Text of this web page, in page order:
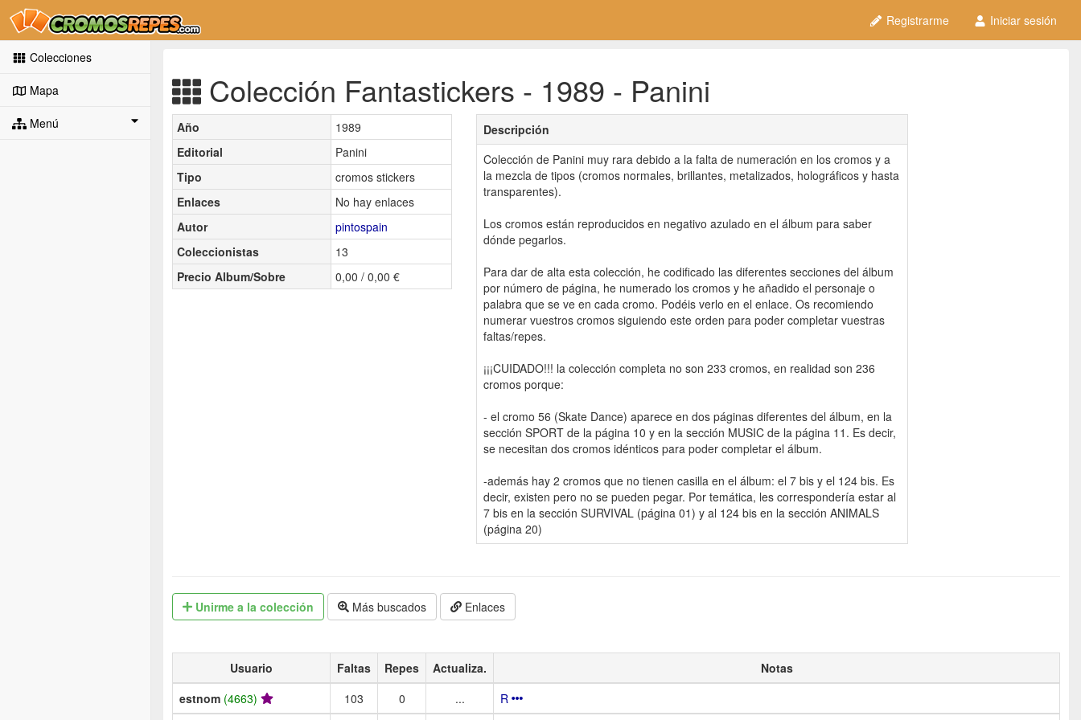
Registrarme Iniciar sesión
Colecciones
Mapa
Menú
Colección Fantastickers - 1989 - Panini
Año
1989
Editorial
Panini
Tipo
cromos stickers
Enlaces
No hay enlaces
Autor
pintospain
Coleccionistas
13
Precio Album/Sobre
0,00 / 0,00 €
Descripción
Colección de Panini muy rara debido a la falta de numeración en los cromos y a
la mezcla de tipos (cromos normales, brillantes, metalizados, holográficos y hasta
transparentes).
Los cromos están reproducidos en negativo azulado en el álbum para saber
dónde pegarlos.
Para dar de alta esta colección, he codificado las diferentes secciones del álbum
por número de página, he numerado los cromos y he añadido el personaje o
palabra que se ve en cada cromo. Podéis verlo en el enlace. Os recomiendo
numerar vuestros cromos siguiendo este orden para poder completar vuestras
faltas/repes.
¡¡¡CUIDADO!!! la colección completa no son 233 cromos, en realidad son 236
cromos porque:
- el cromo 56 (Skate Dance) aparece en dos páginas diferentes del álbum, en la
sección SPORT de la página 10 y en la sección MUSIC de la página 11. Es decir,
se necesitan dos cromos idénticos para poder completar el álbum.
-además hay 2 cromos que no tienen casilla en el álbum: el 7 bis y el 124 bis. Es
decir, existen pero no se pueden pegar. Por temática, les correspondería estar al
7 bis en la sección SURVIVAL (página 01) y al 124 bis en la sección ANIMALS
(página 20)
Unirme a la colección Más buscados Enlaces
Usuario Faltas Repes Actualiza.
Notas
estnom (4663) 103 0 ... R